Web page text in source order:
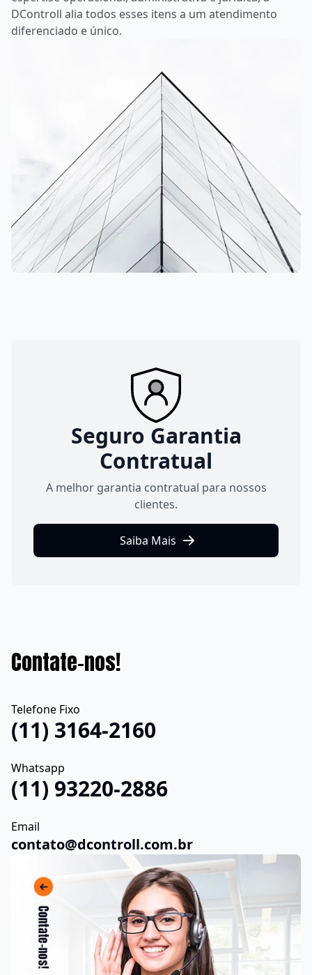
DControll alia todos esses itens a um atendimento
diferenciado e único.
Seguro Garantia
Contratual
A melhor garantia contratual para nossos
clientes.
Saiba Mais
Contate-nos!
Telefone Fixo
(11) 3164-2160
Whatsapp
(11) 93220-2886
Email
contato@dcontroll.com.br